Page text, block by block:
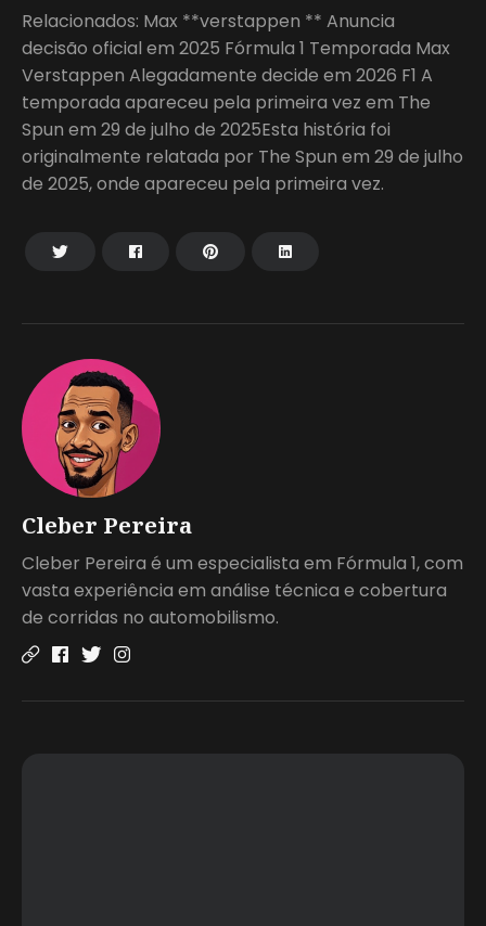
Cleber Pereira
Cleber Pereira é um especialista em Fórmula 1, com
vasta experiência em análise técnica e cobertura
de corridas no automobilismo.
Relacionados: Max **verstappen ** Anuncia
decisão oficial em 2025 Fórmula 1 Temporada Max
Verstappen Alegadamente decide em 2026 F1 A
temporada apareceu pela primeira vez em The
Spun em 29 de julho de 2025Esta história foi
originalmente relatada por The Spun em 29 de julho
de 2025, onde apareceu pela primeira vez.